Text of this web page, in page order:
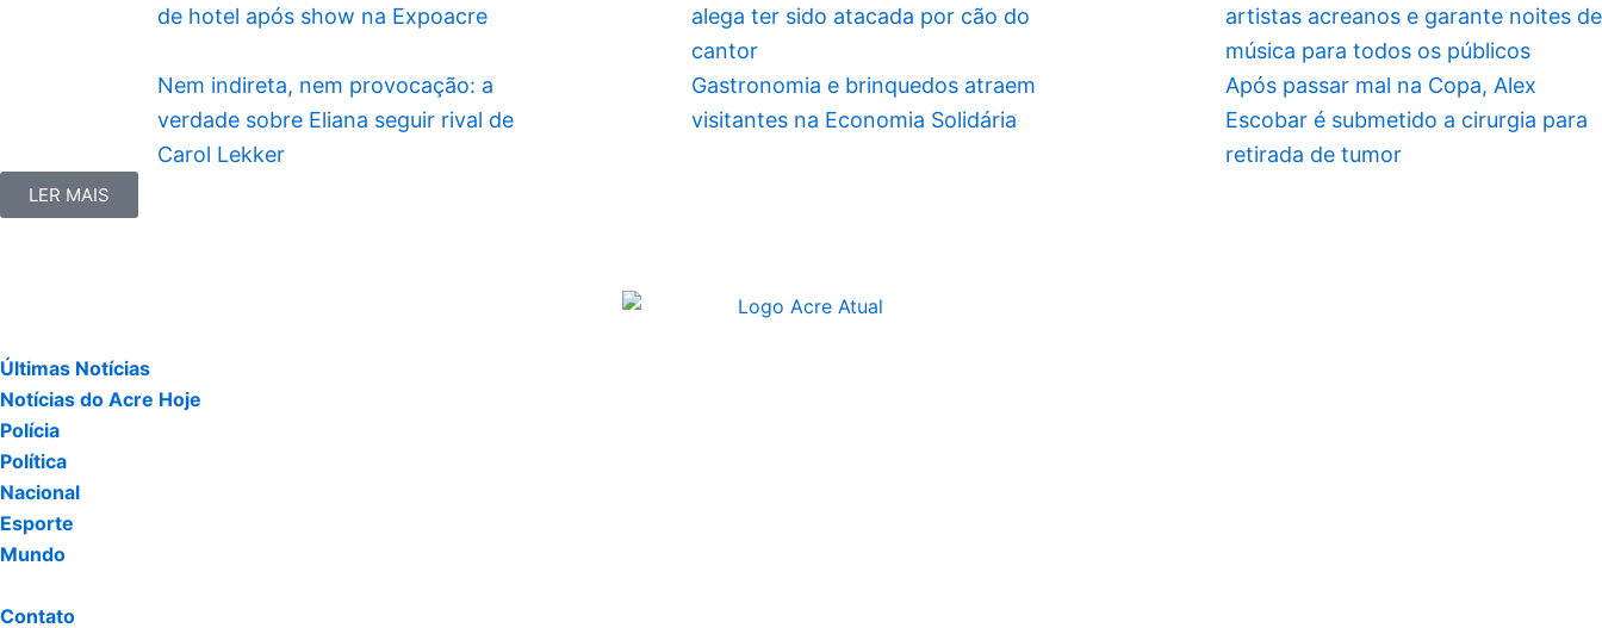
de hotel após show na Expoacre
alega ter sido atacada por cão do
cantor
artistas acreanos e garante noites de
música para todos os públicos
Nem indireta, nem provocação: a
verdade sobre Eliana seguir rival de
Carol Lekker
Gastronomia e brinquedos atraem
visitantes na Economia Solidária
Após passar mal na Copa, Alex
Escobar é submetido a cirurgia para
retirada de tumor
LER MAIS
Últimas Notícias
Notícias do Acre Hoje
Polícia
Política
Nacional
Esporte
Mundo
Contato